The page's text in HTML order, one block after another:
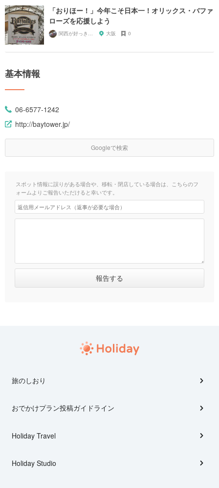
「おりほー！」今年こそ日本一！オリックス・バファ
ローズを応援しよう
大阪 0
基本情報
06-6577-1242
http://baytower.jp/
Googleで検索
スポット情報に誤りがある場合や、移転・閉店している場合は、こちらのフ
ォームよりご報告いただけると幸いです。
旅のしおり
おでかけプラン投稿ガイドライン
Holiday Travel
Holiday Studio